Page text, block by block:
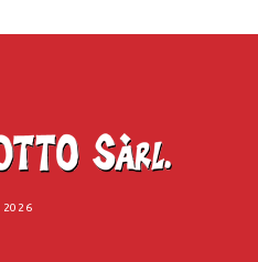
2026